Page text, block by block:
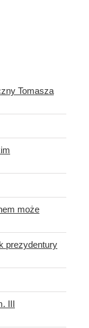
Tomasza
może
prezydentury
III